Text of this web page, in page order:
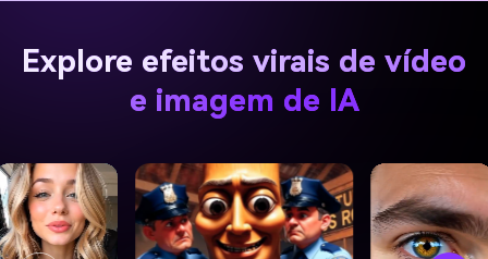
Explore efeitos virais de vídeo
e imagem de IA